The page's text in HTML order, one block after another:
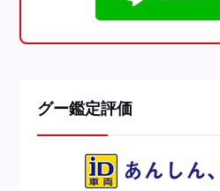
グー鑑定評価